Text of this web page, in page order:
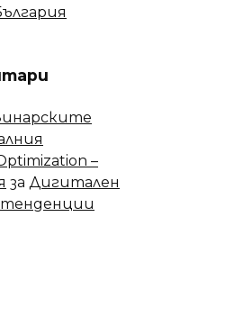
–
за Дигитален
тенденции